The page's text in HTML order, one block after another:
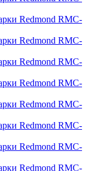
Redmond RMC-
Redmond RMC-
Redmond RMC-
Redmond RMC-
Redmond RMC-
Redmond RMC-
Redmond RMC-
Redmond RMC-